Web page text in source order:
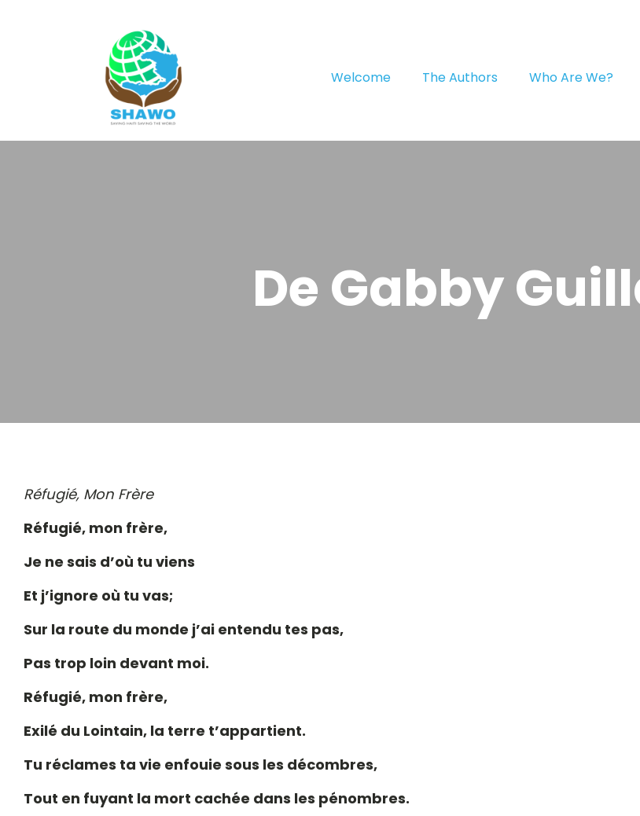
Welcome The Authors Who Are We?
De Gabby
Réfugié, Mon Frère
Réfugié, mon frère,
Je ne sais d’où tu viens
Et j’ignore où tu vas;
Sur la route du monde j’ai entendu tes pas,
Pas trop loin devant moi.
Réfugié, mon frère,
Exilé du Lointain, la terre t’appartient.
Tu réclames ta vie enfouie sous les décombres,
Tout en fuyant la mort cachée dans les pénombres.